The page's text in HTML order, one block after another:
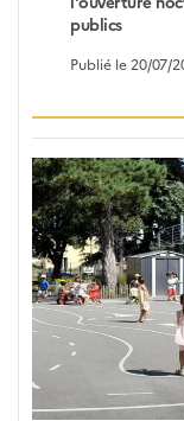
publics
Publié le 20/07/